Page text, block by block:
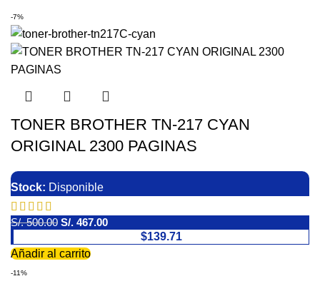
-7%
TONER BROTHER TN-217 CYAN
ORIGINAL 2300 PAGINAS
Stock: Disponible
S/.500.00 S/. 467.00
$139.71
Añadir al carrito
-11%